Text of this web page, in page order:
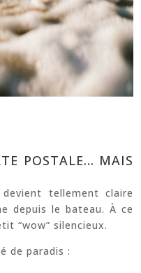
POSTALE… MAIS
tellement claire
depuis le bateau. À ce
“wow” silencieux.
de paradis :